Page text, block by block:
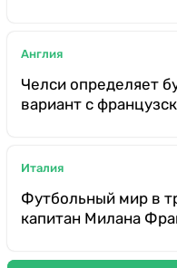
Англия
Челси определяет
вариант с
Италия
Футбольный мир в
капитан Милана